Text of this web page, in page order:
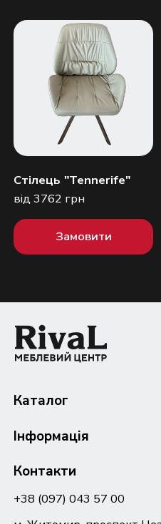
Стілець "Tennerife"
від 3762 грн
Замовити
Каталог
Інформація
Контакти
+38 (097) 043 57 00